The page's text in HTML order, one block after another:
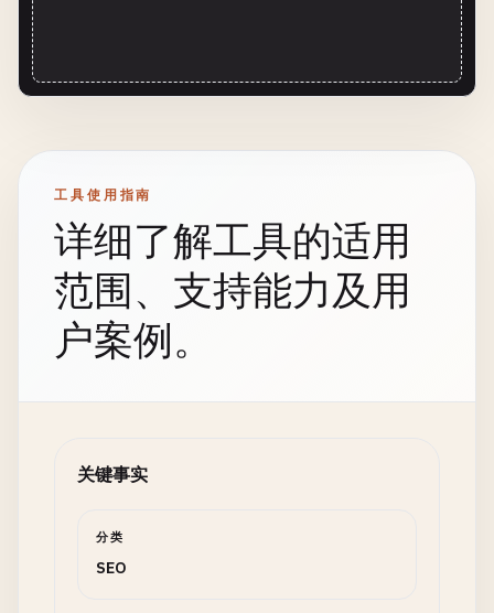
工具使用指南
详细了解工具的适用
范围、支持能力及用
户案例。
关键事实
分类
SEO